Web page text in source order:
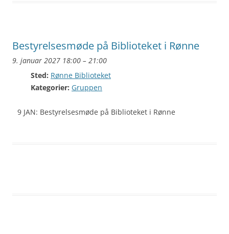
Bestyrelsesmøde på Biblioteket i Rønne
9. januar 2027 18:00 – 21:00
Sted: Rønne Biblioteket
Kategorier: Gruppen
9 JAN: Bestyrelsesmøde på Biblioteket i Rønne